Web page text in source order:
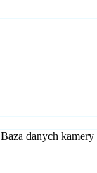
Baza danych kamery